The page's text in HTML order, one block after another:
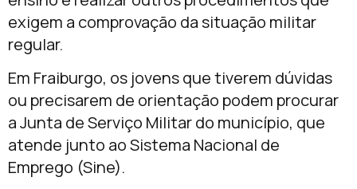
exigem a comprovação da situação militar
regular.
Em Fraiburgo, os jovens que tiverem dúvidas
ou precisarem de orientação podem procurar
a Junta de Serviço Militar do município, que
atende junto ao Sistema Nacional de
Emprego (Sine).